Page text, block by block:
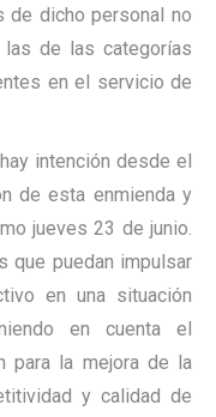
de dicho personal no
de las categorías
en el servicio de
intención desde el
de esta enmienda y
jueves 23 de junio.
que puedan impulsar
en una situación
en cuenta el
para la mejora de la
y calidad de